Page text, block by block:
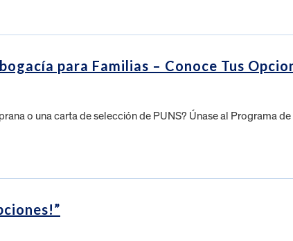
para Familias – Conoce Tus
o una carta de selección de PUNS? Únase al Programa